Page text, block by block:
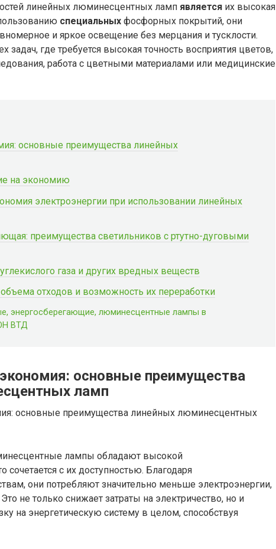
линейных люминесцентных ламп является их высокая
специальных фосфорных покрытий, они
и яркое освещение без мерцания и тусклости.
задач, где требуется высокая точность восприятия цветов,
работа с цветными материалами или медицинские
основные преимущества линейных
на экономию
электроэнергии при использовании линейных
преимущества светильников с ртутно-дуговыми
газа и других вредных веществ
отходов и возможность их переработки
энергосберегающие, люминесцентные лампы в
ВТД
основные преимущества
ламп
лампы обладают высокой
сочетается с их доступностью. Благодаря
они потребляют значительно меньше электроэнергии,
не только снижает затраты на электричество, но и
на энергетическую систему в целом, способствуя